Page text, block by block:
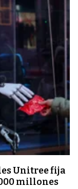
Unitree fija
millones